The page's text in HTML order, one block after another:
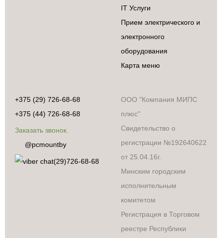
IT Услуги
Прием электрического и
электронного
оборудования
Карта меню
+375 (29) 726-68-68
+375 (44) 726-68-68
Заказать звонок.
@pcmountby
(29)726-68-68
ООО "Компания МИПС
плюс"
Свидетельство о
регистрации №192640622
от 25.04.16г.
Минским городским
исполнительным
комитетом
Регистрация в Торговом
реестре Республики